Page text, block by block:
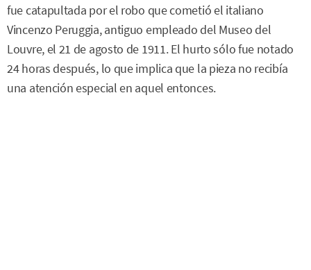
fue catapultada por el robo que cometió el italiano
Vincenzo Peruggia, antiguo empleado del Museo del
Louvre, el 21 de agosto de 1911. El hurto sólo fue notado
24 horas después, lo que implica que la pieza no recibía
una atención especial en aquel entonces.